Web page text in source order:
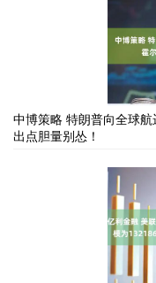
中博策略 特朗普向全球
出点胆量别怂！